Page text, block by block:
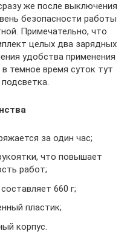
же после выключения
безопасности работы
Примечательно, что
целых два зарядных
удобства применения
темное время суток тут
за один час;
что повышает
работ;
660 г;
пластик;
корпус.